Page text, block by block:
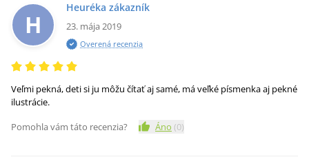
H
Heuréka zákazník
23. mája 2019
Overená recenzia
Veľmi pekná, deti si ju môžu čítať aj samé, má veľké písmenka aj pekné
ilustrácie.
Pomohla vám táto recenzia?
Áno (0)